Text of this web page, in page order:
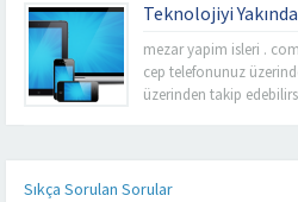
fiyatlarla buluşturup
Rahman’a
istirahatgahlarını en
sunarak yapabilme
Teknolojiyi
mezar yapim isleri .
cep telefonunuz
üzerinden takip
güncel ürünlerimizi,
hakkında ki son
Sıkça Sorulan Sorular